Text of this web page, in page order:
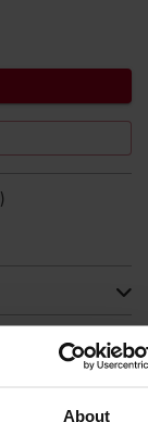
About
)